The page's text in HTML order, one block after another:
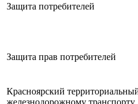
Защита потребителей
Защита прав потребителей
Красноярский
железнодорожному транспорту